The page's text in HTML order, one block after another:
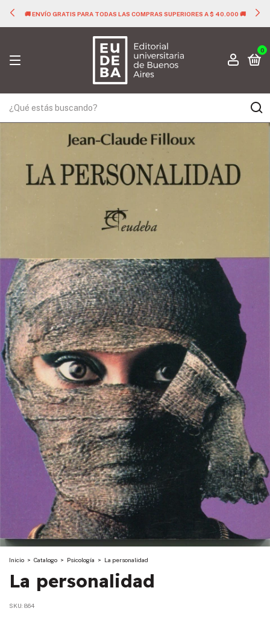
🚚 ENVÍO GRATIS PARA TODAS LAS COMPRAS SUPERIORES A $ 40.000 🚚
0
Inicio > Catalogo > Psicología > La personalidad
La personalidad
SKU: 864